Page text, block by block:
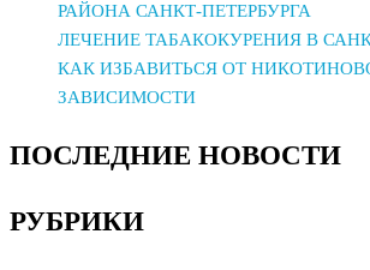
РАЙОНА САНКТ-ПЕТЕРБУРГА
ЛЕЧЕНИЕ ТАБАКОКУРЕНИЯ В
КАК ИЗБАВИТЬСЯ ОТ
ЗАВИСИМОСТИ
ПОСЛЕДНИЕ НОВОСТИ
РУБРИКИ